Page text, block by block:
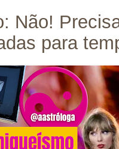
Não!
para